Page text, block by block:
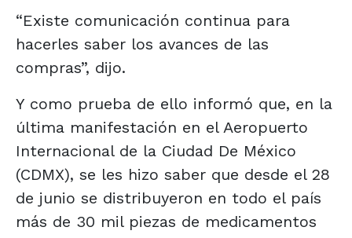
“Existe comunicación continua para
hacerles saber los avances de las
compras”, dijo.
Y como prueba de ello informó que, en la
última manifestación en el Aeropuerto
Internacional de la Ciudad De México
(CDMX), se les hizo saber que desde el 28
de junio se distribuyeron en todo el país
más de 30 mil piezas de medicamentos